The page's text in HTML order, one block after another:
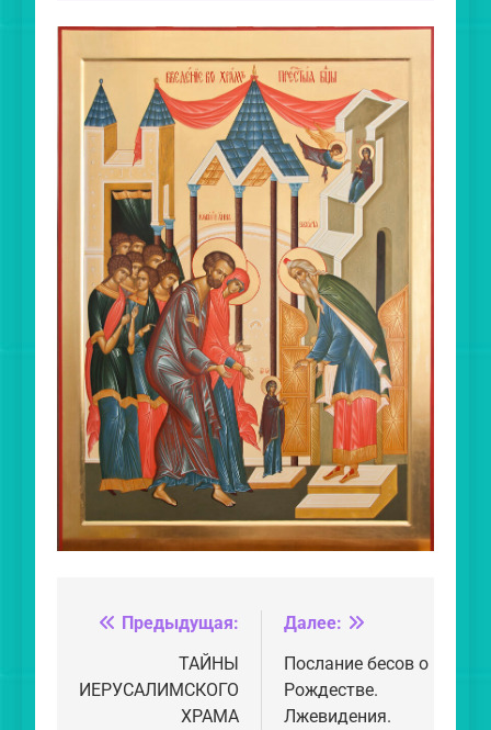
Навигация
записям
Предыдущая:
ТАЙНЫ
ИЕРУСАЛИМСКОГО
ХРАМА
Далее:
Послание бесов о
Рождестве.
Лжевидения.